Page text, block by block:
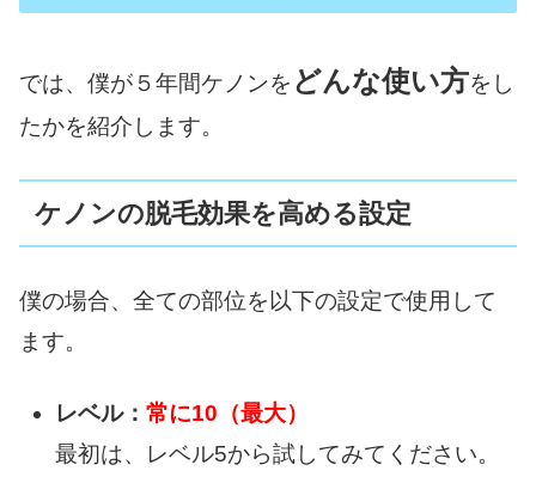
では、僕が５年間ケノンを どんな使い方をし
たかを紹介します。
ケノンの脱毛効果を高める設定
僕の場合、全ての部位を以下の設定で使用して
ます。
レベル： 常に10（最大）
最初は、レベル5から試してみてください。